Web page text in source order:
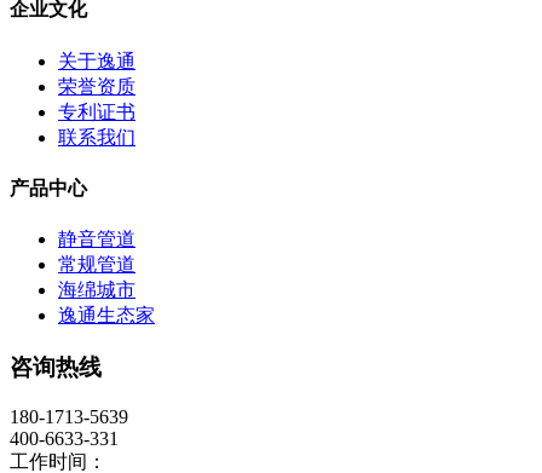
企业文化
关于逸通
荣誉资质
专利证书
联系我们
产品中心
静音管道
常规管道
海绵城市
逸通生态家
咨询热线
180-1713-5639
400-6633-331
工作时间：